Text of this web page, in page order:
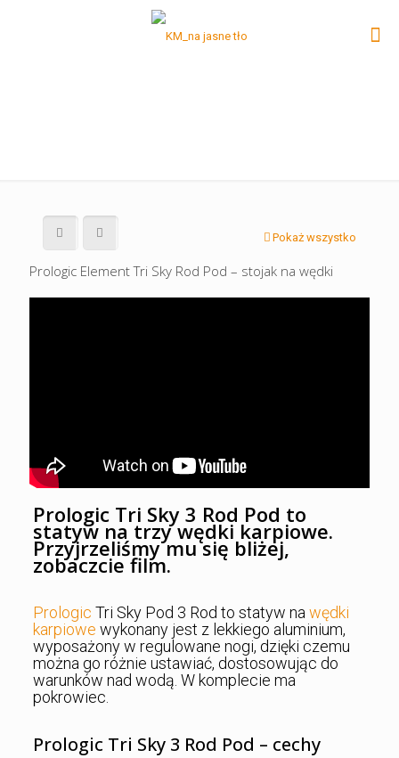
Pokaż wszystko
Prologic Element Tri Sky Rod Pod – stojak na wędki
Prologic Tri Sky 3 Rod Pod to
statyw na trzy wędki karpiowe.
Przyjrzeliśmy mu się bliżej,
zobaczcie film.
Prologic Tri Sky Pod 3 Rod to statyw nawędki
karpiowe wykonany jest z lekkiego aluminium,
wyposażony w regulowane nogi, dzięki czemu
można go różnie ustawiać, dostosowując do
warunków nad wodą. W komplecie ma
pokrowiec.
Prologic Tri Sky 3 Rod Pod – cechy